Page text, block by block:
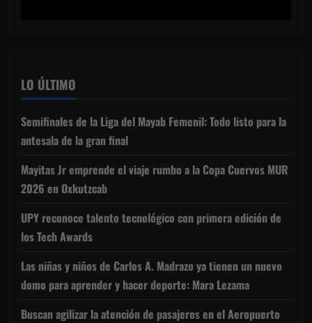
LO ÚLTIMO
Semifinales de la Liga del Mayab Femenil: Todo listo para la
antesala de la gran final
Mayitas Jr emprende el viaje rumbo a la Copa Cuervos MUR
2026 en Oxkutzcab
UPY reconoce talento tecnológico con primera edición de
los Tech Awards
Las niñas y niños de Carlos A. Madrazo ya tienen un nuevo
domo para aprender y hacer deporte: Mara Lezama
Buscan agilizar la atención de pasajeros en el Aeropuerto